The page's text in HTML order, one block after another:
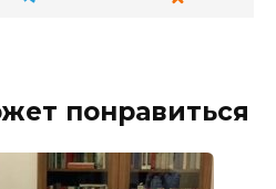
понравиться